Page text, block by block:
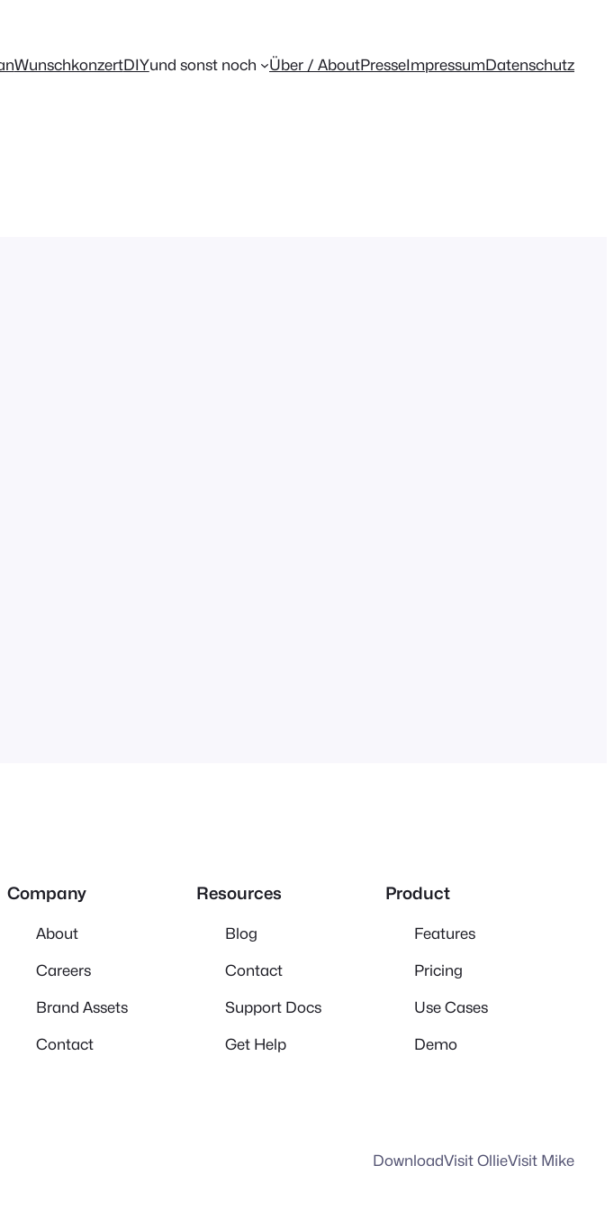
WunschkonzertDIYund sonst noch Über / AboutPresseImpressumDatenschutz
Company
About
Careers
Brand Assets
Contact
Resources
Blog
Contact
Support Docs
Get Help
Product
Features
Pricing
Use Cases
Demo
DownloadVisit OllieVisit Mike